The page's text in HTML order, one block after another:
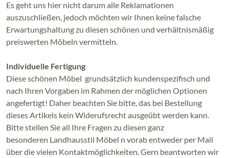
Es geht uns hier nicht darum alle Reklamationen
auszuschließen, jedoch möchten wir Ihnen keine falsche
Erwartungshaltung zu diesen schönen und verhältnismäßig
preiswerten Möbeln vermitteln.
Individuelle Fertigung
Diese schönen Möbel grundsätzlich kundenspezifisch und
nach Ihren Vorgaben im Rahmen der möglichen Optionen
angefertigt! Daher beachten Sie bitte, das bei Bestellung
dieses Artikels kein Widerufsrecht ausgeübt werden kann.
Bitte stellen Sie all Ihre Fragen zu diesen ganz
besonderen Landhausstil Möbel n vorab entweder per Mail
über die vielen Kontaktmöglichkeiten. Gern beantworten wir